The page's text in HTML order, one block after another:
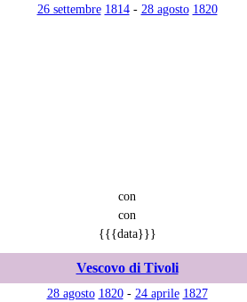
26 settembre 1814- 28 agosto 1820
con
con
{{{data}}}
Vescovo di Tivoli
28 agosto 1820- 24 aprile 1827